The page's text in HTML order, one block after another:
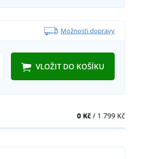
Možnosti dopravy
VLOŽIT DO KOŠÍKU
0 Kč/ 1 799 Kč